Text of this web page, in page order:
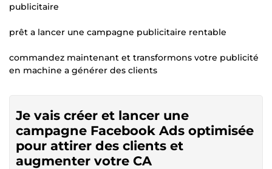
publicitaire
prêt a lancer une campagne publicitaire rentable
commandez maintenant et transformons votre publicité
en machine a générer des clients
Je vais créer et lancer une
campagne Facebook Ads optimisée
pour attirer des clients et
augmenter votre CA